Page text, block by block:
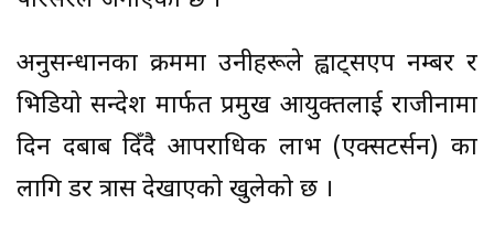
अनुसन्धानका क्रममा उनीहरूले ह्वाट्सएप नम्बर र
भिडियो सन्देश मार्फत प्रमुख आयुक्तलाई राजीनामा
दिन दबाब दिँदै आपराधिक लाभ (एक्सटर्सन) का
लागि डर त्रास देखाएको खुलेको छ ।